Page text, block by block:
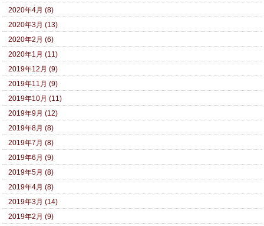
2020年4月 (8)
2020年3月 (13)
2020年2月 (6)
2020年1月 (11)
2019年12月 (9)
2019年11月 (9)
2019年10月 (11)
2019年9月 (12)
2019年8月 (8)
2019年7月 (8)
2019年6月 (9)
2019年5月 (8)
2019年4月 (8)
2019年3月 (14)
2019年2月 (9)